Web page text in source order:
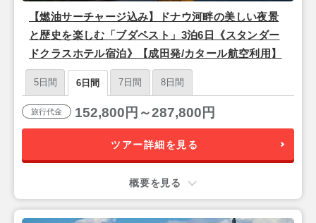
【燃油サーチャージ込み】ドナウ河畔の美しい夜景
と歴史を楽しむ「ブダペスト」3泊6日《スタンダー
ドクラスホテル宿泊》【成田発/カタール航空利用】
5日間 6日間 7日間 8日間
旅行代金 152,800円～287,800円
ツアー詳細を見る
概要を見る